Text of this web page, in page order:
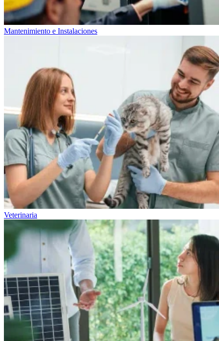
Mantenimiento e Instalaciones
Veterinaria